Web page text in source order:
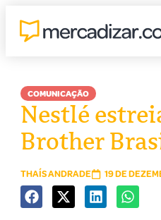
COMUNICAÇÃO
Nestlé
Brother
THAÍS ANDRADE 19 DE